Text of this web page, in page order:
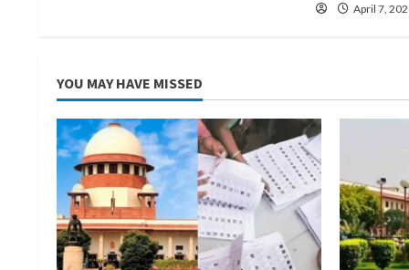
April 7,
YOU MAY HAVE MISSED